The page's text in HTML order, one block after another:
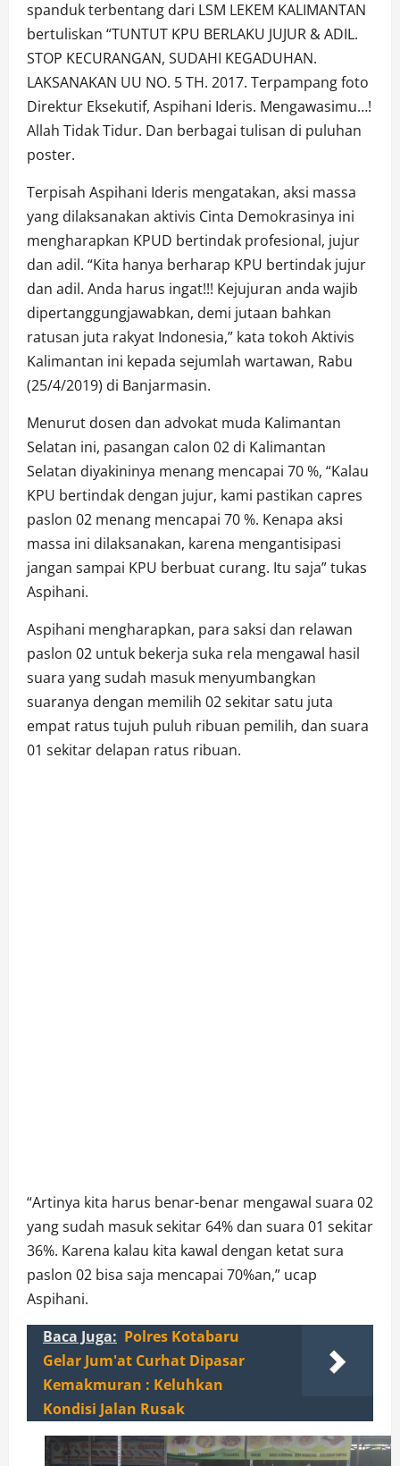
spanduk terbentang dari LSM LEKEM KALIMANTAN
bertuliskan “TUNTUT KPU BERLAKU JUJUR & ADIL.
STOP KECURANGAN, SUDAHI KEGADUHAN.
LAKSANAKAN UU NO. 5 TH. 2017. Terpampang foto
Direktur Eksekutif, Aspihani Ideris. Mengawasimu…!
Allah Tidak Tidur. Dan berbagai tulisan di puluhan
poster.
Terpisah Aspihani Ideris mengatakan, aksi massa
yang dilaksanakan aktivis Cinta Demokrasinya ini
mengharapkan KPUD bertindak profesional, jujur
dan adil. “Kita hanya berharap KPU bertindak jujur
dan adil. Anda harus ingat!!! Kejujuran anda wajib
dipertanggungjawabkan, demi jutaan bahkan
ratusan juta rakyat Indonesia,” kata tokoh Aktivis
Kalimantan ini kepada sejumlah wartawan, Rabu
(25/4/2019) di Banjarmasin.
Menurut dosen dan advokat muda Kalimantan
Selatan ini, pasangan calon 02 di Kalimantan
Selatan diyakininya menang mencapai 70 %, “Kalau
KPU bertindak dengan jujur, kami pastikan capres
paslon 02 menang mencapai 70 %. Kenapa aksi
massa ini dilaksanakan, karena mengantisipasi
jangan sampai KPU berbuat curang. Itu saja” tukas
Aspihani.
Aspihani mengharapkan, para saksi dan relawan
paslon 02 untuk bekerja suka rela mengawal hasil
suara yang sudah masuk menyumbangkan
suaranya dengan memilih 02 sekitar satu juta
empat ratus tujuh puluh ribuan pemilih, dan suara
01 sekitar delapan ratus ribuan.
“Artinya kita harus benar-benar mengawal suara 02
yang sudah masuk sekitar 64% dan suara 01 sekitar
36%. Karena kalau kita kawal dengan ketat sura
paslon 02 bisa saja mencapai 70%an,” ucap
Aspihani.
Baca Juga: Polres Kotabaru
Gelar Jum'at Curhat Dipasar
Kemakmuran : Keluhkan
Kondisi Jalan Rusak